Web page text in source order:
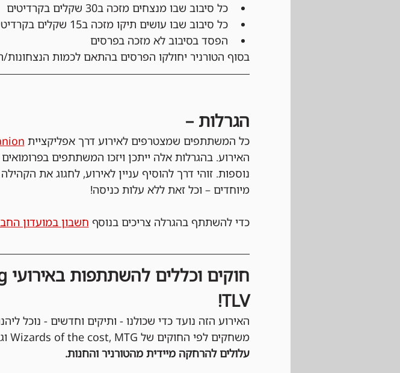
כל סיבוב שבו מנצחים מזכה ב30 שקלים בקרדיטים
כל סיבוב שבו עושים תיקו מזכה ב15 שקלים בקרדיטים
הפסד בסיבוב לא מזכה בפרסים
בסוף הטורניר יחולקו הפרסים בהתאם לכמות
הגרלות –
כל המשתתפים שמצטרפים לאירוע דרך אפליקציית
האירוע. בהגרלות אלה ייתכן ויזכו המשתתפים
נוספות. זוהי דרך להוסיף עניין לאירוע, לחגוג את
מיוחדים – וכל זאת ללא עלות כניסה!
כדי להשתתף בהגרלה צריכים בנוסף חשבון במועדון
TLV!
האירוע הזה נועד כדי שכולנו - ותיקים וחדשים - נוכל
משחקים לפי החוקים של Wizards of the cost, MTG וגם לפי כללי ההתנהגות החנות.
עלולים להרחקה מיידית מהטורניר והחנות.